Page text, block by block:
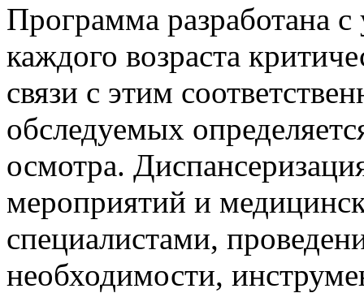
Программа разработана
каждого возраста
связи с этим
обследуемых
осмотра.
мероприятий и
специалистами,
необходимости,